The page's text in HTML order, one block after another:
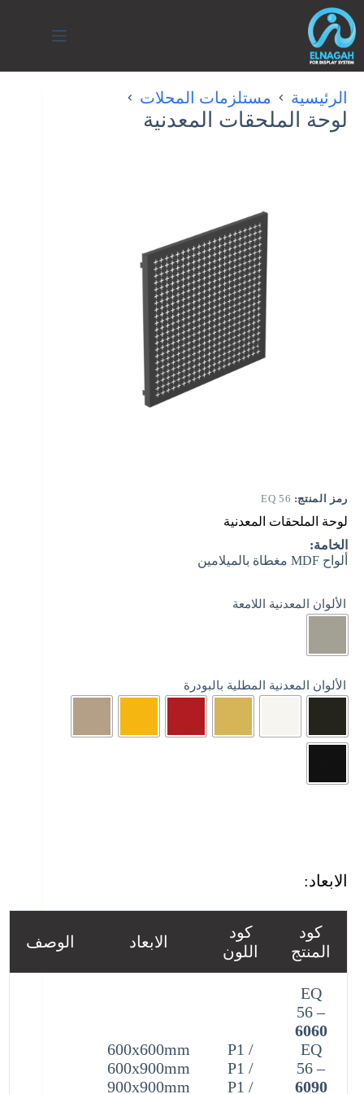
التجاوز
إلى
المحتوى
الرئيسية مستلزمات المحلات
لوحة الملحقات المعدنية
رمز المنتج: EQ 56
لوحة الملحقات المعدنية
الخامة:
ألواح MDF مغطاة بالميلامين
الألوان المعدنية اللامعة
الألوان المعدنية المطلية بالبودرة
الابعاد:
كود
المنتج
كود
اللون
الابعاد الوصف
EQ
56 –
6060
EQ
56 –
6090
/ P1
/ P1
/ P1
600x600mm
600x900mm
900x900mm